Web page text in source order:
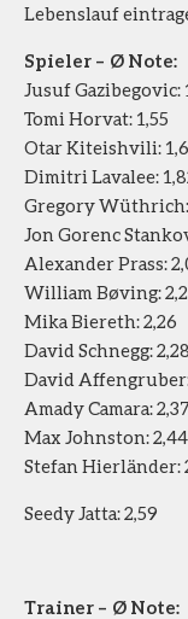
Lebenslauf
Spieler – Ø Note:
Jusuf Gazibegovic:
Tomi Horvat: 1,55
Otar Kiteishvili:
Dimitri Lavalee:
Gregory Wüthrich:
Jon Gorenc
Alexander Prass:
William Bøving:
Mika Biereth: 2,26
David Schnegg: 2,28
David Affengruber:
Amady Camara: 2,37
Max Johnston: 2,44
Stefan Hierländer:
Seedy Jatta: 2,59
Trainer – Ø Note: